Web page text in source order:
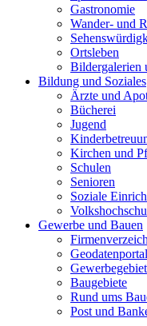
Gastronomie
Wander- und
Ortsleben
Bildergalerien
Bildung und Soziales
Ärzte und
Bücherei
Jugend
Kirchen und
Schulen
Senioren
Soziale
Gewerbe und Bauen
Baugebiete
Rund ums
Post und